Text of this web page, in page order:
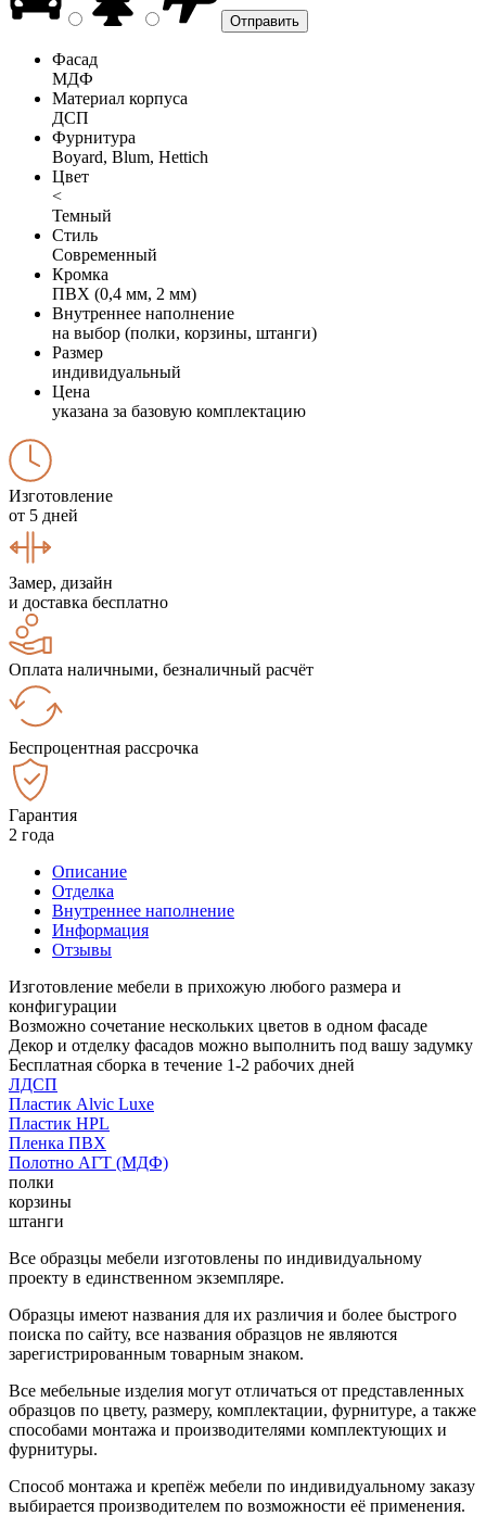
Фасад
МДФ
Материал корпуса
ДСП
Фурнитура
Boyard, Blum, Hettich
Цвет
<
Темный
Стиль
Современный
Кромка
ПВХ (0,4 мм, 2 мм)
Внутреннее наполнение
на выбор (полки, корзины, штанги)
Размер
индивидуальный
Цена
указана за базовую комплектацию
Изготовление
от 5 дней
Замер, дизайн
и доставка бесплатно
Оплата наличными, безналичный расчёт
Беспроцентная рассрочка
Гарантия
2 года
Описание
Отделка
Внутреннее наполнение
Информация
Отзывы
Изготовление мебели в прихожую любого размера и
конфигурации
Возможно сочетание нескольких цветов в одном фасаде
Декор и отделку фасадов можно выполнить под вашу задумку
Бесплатная сборка в течение 1-2 рабочих дней
ЛДСП
Пластик Alvic Luxe
Пластик HPL
Пленка ПВХ
Полотно АГТ (МДФ)
полки
корзины
штанги
Все образцы мебели изготовлены по индивидуальному
проекту в единственном экземпляре.
Образцы имеют названия для их различия и более быстрого
поиска по сайту, все названия образцов не являются
зарегистрированным товарным знаком.
Все мебельные изделия могут отличаться от представленных
образцов по цвету, размеру, комплектации, фурнитуре, а также
способами монтажа и производителями комплектующих и
фурнитуры.
Способ монтажа и крепёж мебели по индивидуальному заказу
выбирается производителем по возможности её применения.